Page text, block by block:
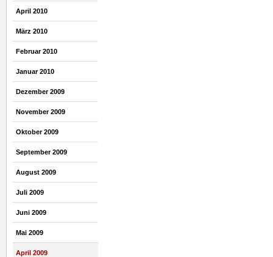
April 2010
März 2010
Februar 2010
Januar 2010
Dezember 2009
November 2009
Oktober 2009
September 2009
August 2009
Juli 2009
Juni 2009
Mai 2009
April 2009